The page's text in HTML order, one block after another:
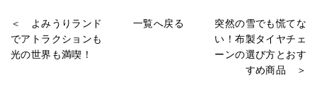
＜ よみうりランド
でアトラクションも
光の世界も満喫！
一覧へ戻る
突然の雪でも慌てな
い！布製タイヤチェ
ーンの選び方とおす
すめ商品 ＞